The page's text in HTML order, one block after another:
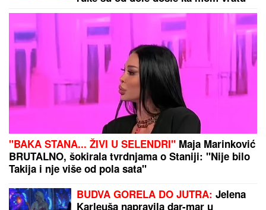
MREŽE GORE!Stefan Karić javno
podelio snimak Teodore Delić,
Bebica na aparatima nakon ovog
poteza